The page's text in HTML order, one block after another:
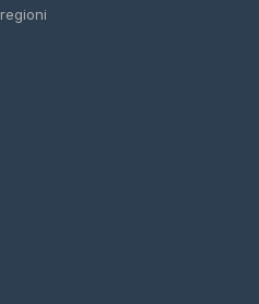
regioni